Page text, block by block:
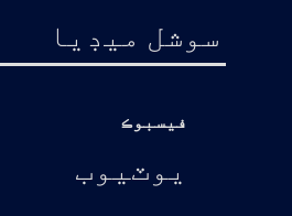
سوشل ميڊيا
فيسبوڪ
يوٽيوب